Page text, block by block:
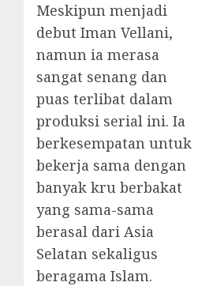
Meskipun menjadi
debut Iman Vellani,
namun ia merasa
sangat senang dan
puas terlibat dalam
produksi serial ini. Ia
berkesempatan untuk
bekerja sama dengan
banyak kru berbakat
yang sama-sama
berasal dari Asia
Selatan sekaligus
beragama Islam.